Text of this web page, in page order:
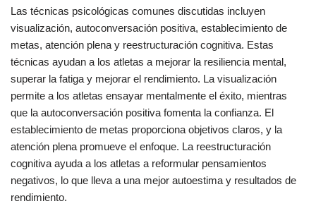
Las técnicas psicológicas comunes discutidas incluyen
visualización, autoconversación positiva, establecimiento de
metas, atención plena y reestructuración cognitiva. Estas
técnicas ayudan a los atletas a mejorar la resiliencia mental,
superar la fatiga y mejorar el rendimiento. La visualización
permite a los atletas ensayar mentalmente el éxito, mientras
que la autoconversación positiva fomenta la confianza. El
establecimiento de metas proporciona objetivos claros, y la
atención plena promueve el enfoque. La reestructuración
cognitiva ayuda a los atletas a reformular pensamientos
negativos, lo que lleva a una mejor autoestima y resultados de
rendimiento.